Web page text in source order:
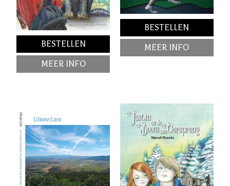
BESTELLEN
MEER INFO
BESTELLEN
MEER INFO